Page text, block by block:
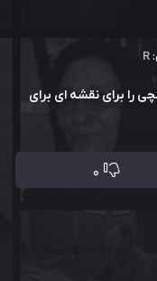
R
را برای نقشه ای برای
0